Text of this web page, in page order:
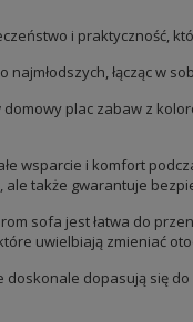
i praktyczność,
łącząc w
plac zabaw z
wsparcie i komfort
także gwarantuje
sofa jest łatwa do
uwielbiają zmieniać
dopasują się